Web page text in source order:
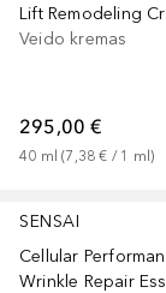
Lift Remodeling
Veido kremas
295,00 €
40 ml (7,38 € / 1 ml)
SENSAI
Wrinkle Repair